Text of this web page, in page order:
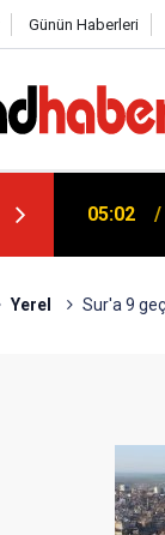
Günün Haberleri
05:02
Yerel Sur'a 9